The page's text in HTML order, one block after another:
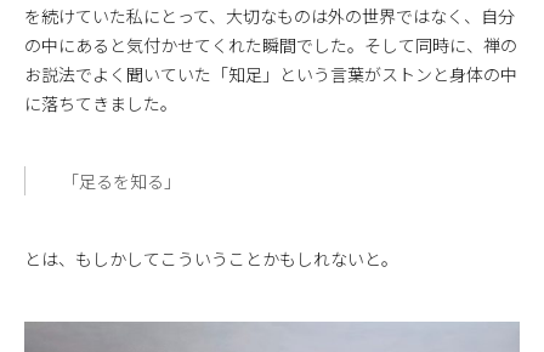
を続けていた私にとって、大切なものは外の世界ではなく、自分
の中にあると気付かせてくれた瞬間でした。そして同時に、禅の
お説法でよく聞いていた「知足」という言葉がストンと身体の中
に落ちてきました。
「足るを知る」
とは、もしかしてこういうことかもしれないと。